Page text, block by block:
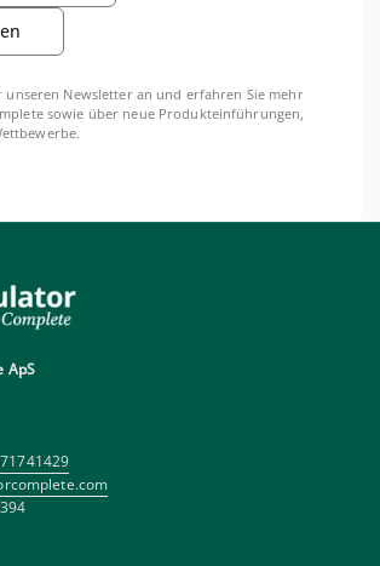
unseren Newsletter an und erfahren Sie mehr
sowie über neue Produkteinführungen,
ApS